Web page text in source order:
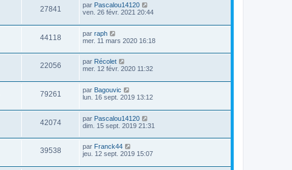
27841 par Pascalou14120
ven. 26 févr. 2021 20:44
44118 par raph
mer. 11 mars 2020 16:18
22056 par Récolet
mer. 12 févr. 2020 11:32
79261 par Bagouvic
lun. 16 sept. 2019 13:12
42074 par Pascalou14120
dim. 15 sept. 2019 21:31
39538 par Franck44
jeu. 12 sept. 2019 15:07